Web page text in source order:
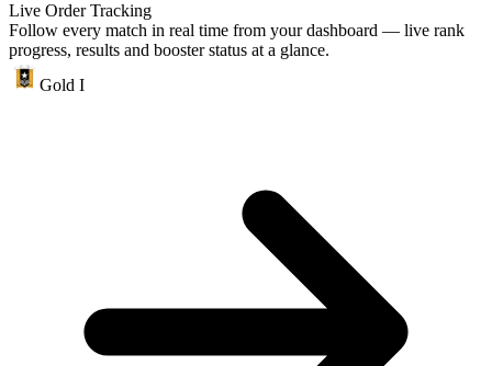
Live Order Tracking
Follow every match in real time from your dashboard — live rank
progress, results and booster status at a glance.
Gold I